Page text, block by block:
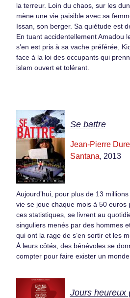
la terreur. Loin du chaos, sur les
mène une vie paisible avec sa
Issan, son berger. Sa quiétude est
En tuant accidentellement Amadou
s’en est pris à sa vache préférée,
face à la loi des occupants qui
islam ouvert et tolérant.
Se battre
Jean-Pierre
Santana, 2013
Aujourd’hui, pour plus de 13
vie se joue chaque mois à 50 euros
ces statistiques, se livrent au
singuliers menés par des hommes
qui ont la rage de s’en sortir et les
À leurs côtés, des bénévoles se
compter pour faire exister un monde
Jours heureux